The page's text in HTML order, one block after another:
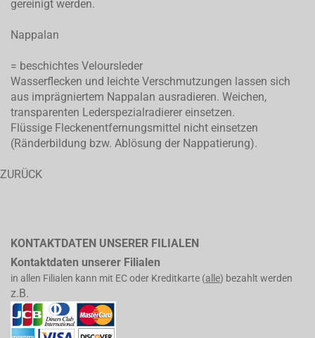
gereinigt werden.
Nappalan
= beschichtes Veloursleder
Wasserflecken und leichte Verschmutzungen lassen sich
aus imprägniertem Nappalan ausradieren. Weichen,
transparenten Lederspezialradierer einsetzen.
Flüssige Fleckenentfernungsmittel nicht einsetzen
(Ränderbildung bzw. Ablösung der Nappatierung).
ZURÜCK
KONTAKTDATEN UNSERER FILIALEN
Kontaktdaten unserer Filialen
in allen Filialen kann mit EC oder Kreditkarte (alle) bezahlt werden
z.B.